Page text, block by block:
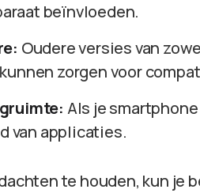
beïnvloeden.
Oudere versies van
zorgen voor
Als je
van applicaties.
te houden, kun je